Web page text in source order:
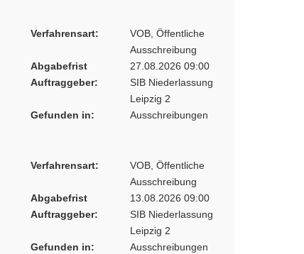
Verfahrensart:
VOB, Öffentliche
Ausschreibung
Abgabefrist
27.08.2026 09:00
Auftraggeber:
SIB Niederlassung
Leipzig 2
Gefunden in:
Ausschreibungen
Verfahrensart:
VOB, Öffentliche
Ausschreibung
Abgabefrist
13.08.2026 09:00
Auftraggeber:
SIB Niederlassung
Leipzig 2
Gefunden in:
Ausschreibungen